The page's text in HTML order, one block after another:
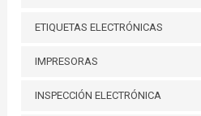
ETIQUETAS ELECTRÓNICAS
IMPRESORAS
INSPECCIÓN ELECTRÓNICA